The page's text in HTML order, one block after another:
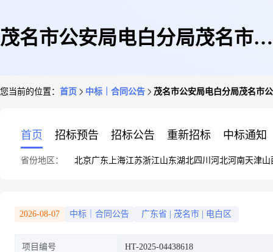
茂名市公安局电白分局茂名市公
您当前的位置： 首页 中标｜合同公告 茂名市公安局电白分局茂名市
首页 招标预告 招标公告 重新招标 中标通知
省份地区： 北京广东 上海江苏浙江山东湖北四川 河北河南天津山
2026-08-07 中标｜合同公告 广东省 茂名市 电白区
项目编号 HT-2025-04438618